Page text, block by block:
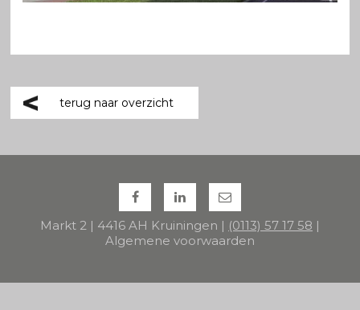
terug naar overzicht
Markt 2 | 4416 AH Kruiningen | (0113) 57 17 58 |
Algemene voorwaarden